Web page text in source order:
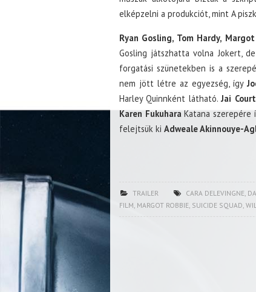
elképzelni a produkciót, mint A
Ryan Gosling, Tom Hardy,
Gosling játszhatta volna Jokert,
forgatási szünetekben is a
nem jött létre az egyezség, így
Harley Quinnként látható.Jai
Karen FukuharaKatana szerepére
felejtsük ki Adweale Akinnouye-
TRAILER CARA DELEVINGNE,
FILM, MARGOT ROBBIE, SUICIDE SQUAD,